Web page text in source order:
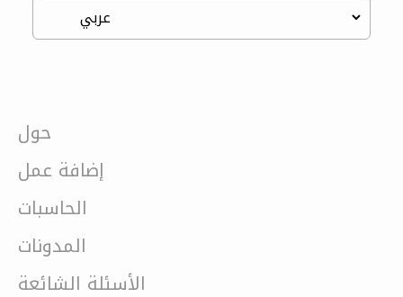
حول
إضافة عمل
الحاسبات
المدونات
الأسئلة الشائعة